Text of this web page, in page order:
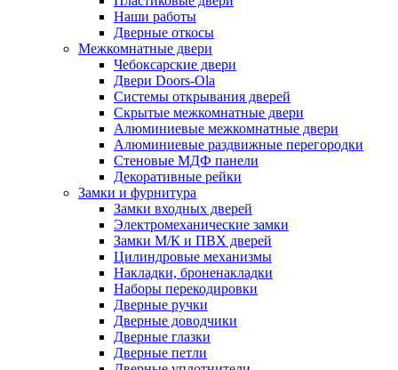
Наши работы
Дверные откосы
Межкомнатные двери
Чебоксарские двери
Двери Doors-Ola
Системы открывания дверей
Скрытые межкомнатные двери
Алюминиевые межкомнатные двери
Алюминиевые раздвижные перегородки
Стеновые МДФ панели
Декоративные рейки
Замки и фурнитура
Замки входных дверей
Электромеханические замки
Замки М/К и ПВХ дверей
Цилиндровые механизмы
Накладки, броненакладки
Наборы перекодировки
Дверные ручки
Дверные доводчики
Дверные глазки
Дверные петли